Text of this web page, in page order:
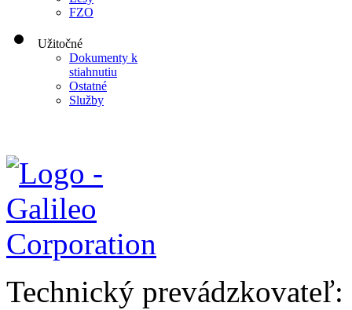
FZO
Užitočné
Dokumenty k
stiahnutiu
Ostatné
Služby
Technický prevádzkovateľ: